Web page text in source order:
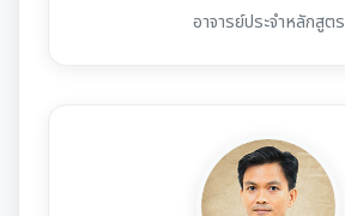
อาจารย์ประจำหลักสูตร